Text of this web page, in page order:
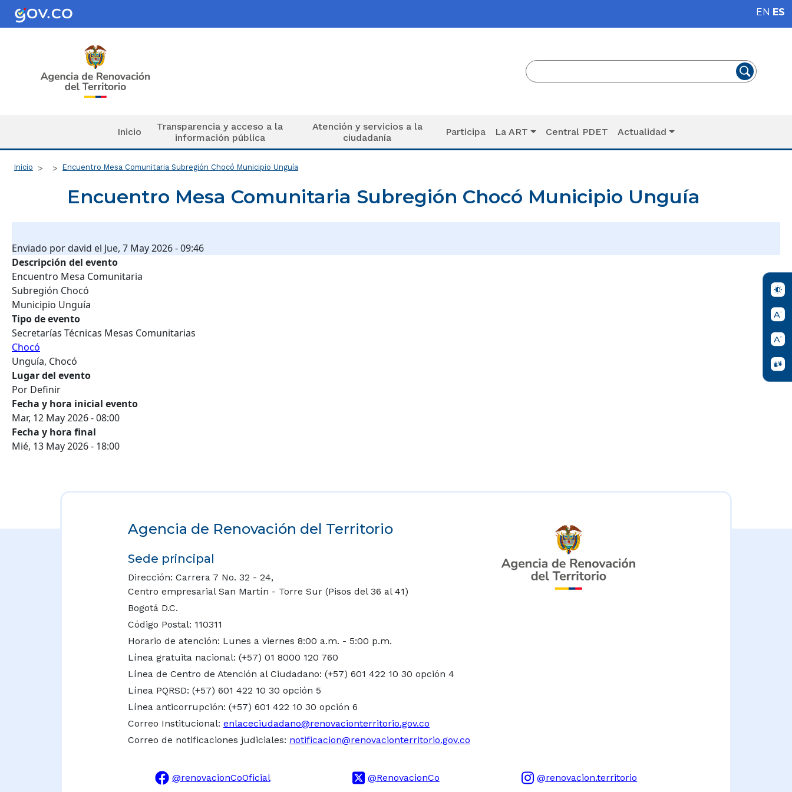
Pasar al contenido principal EN ES
Navegación principal
Inicio
Transparencia y acceso a la
información pública
Atención y servicios a la
ciudadanía
Participa La ART Central PDET Actualidad
Ruta de navegación
Inicio Encuentro Mesa Comunitaria Subregión Chocó Municipio Unguía
Encuentro Mesa Comunitaria Subregión Chocó Municipio Unguía
Enviado pordavid el Jue, 7 May 2026 - 09:46
Descripción del evento
Encuentro Mesa Comunitaria
Subregión Chocó
Municipio Unguía
Tipo de evento
Secretarías Técnicas Mesas Comunitarias
Chocó
Unguía, Chocó
Lugar del evento
Por Definir
Fecha y hora inicial evento
Mar, 12 May 2026 - 08:00
Fecha y hora final
Mié, 13 May 2026 - 18:00
Agencia de Renovación del Territorio
Sede principal
Dirección: Carrera 7 No. 32 - 24,
Centro empresarial San Martín - Torre Sur (Pisos del 36 al 41)
Bogotá D.C.
Código Postal: 110311
Horario de atención: Lunes a viernes 8:00 a.m. - 5:00 p.m.
Línea gratuita nacional: (+57) 01 8000 120 760
Línea de Centro de Atención al Ciudadano: (+57) 601 422 10 30 opción 4
Línea PQRSD: (+57) 601 422 10 30 opción 5
Línea anticorrupción: (+57) 601 422 10 30 opción 6
Correo Institucional: enlaceciudadano@renovacionterritorio.gov.co
Correo de notificaciones judiciales: notificacion@renovacionterritorio.gov.co
@renovacionCoOficial @RenovacionCo @renovacion.territorio